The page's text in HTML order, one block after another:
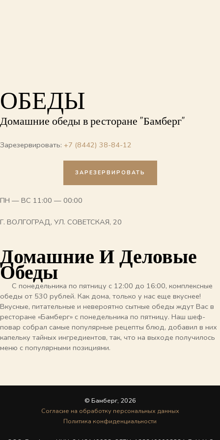
ОБЕДЫ
Домашние обеды в ресторане "Бамберг"
Зарезервировать: +7 (8442) 38-84-12
ЗАРЕЗЕРВИРОВАТЬ
ПН — ВС 11:00 — 00:00
Г. ВОЛГОГРАД, УЛ. СОВЕТСКАЯ, 20
Домашние И Деловые
Обеды
С понедельника по пятницу с 12:00 до 16:00, комплексные
обеды от 530 рублей. Как дома, только у нас еще вкуснее!
Вкусные, питательные и невероятно сытные обеды ждут Вас в
ресторане «Бамберг» с понедельника по пятницу. Наш шеф-
повар собрал самые популярные рецепты блюд, добавил в них
капельку тайных ингредиентов, так, что на выходе получилось
меню с популярными позициями.
© Бамберг, 2026
Cогласие на обработку персональных данных
Политика конфиденциальности